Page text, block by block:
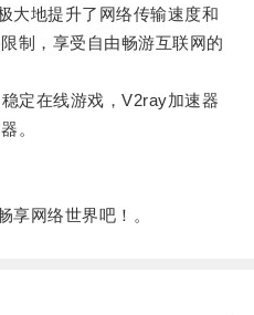
地提升了网络传输速度和
制，享受自由畅游互联网的
在线游戏，V2ray加速器
。
网络世界吧！。